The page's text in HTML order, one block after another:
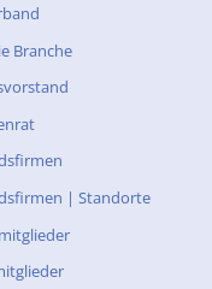
Branche
| Standorte